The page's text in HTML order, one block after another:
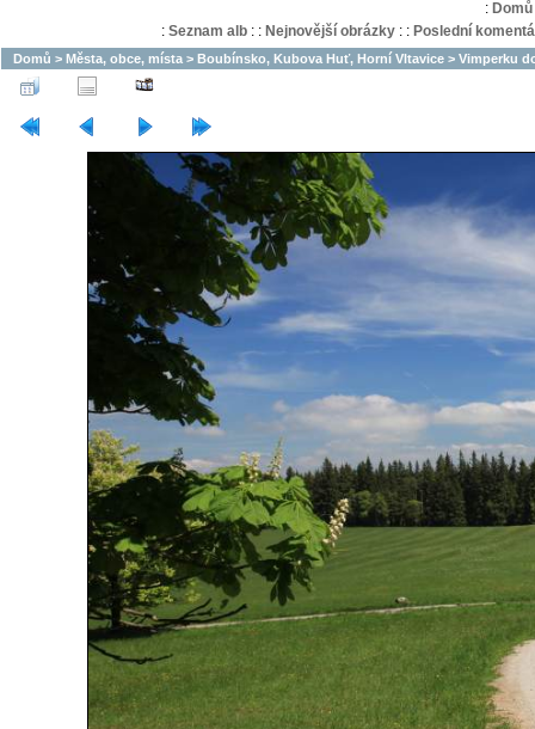
: Domů
: Seznam alb: : Nejnovější obrázky: : Poslední
Domů > Města, obce, místa > Boubínsko, Kubova Huť, Horní Vltavice > Vimperku